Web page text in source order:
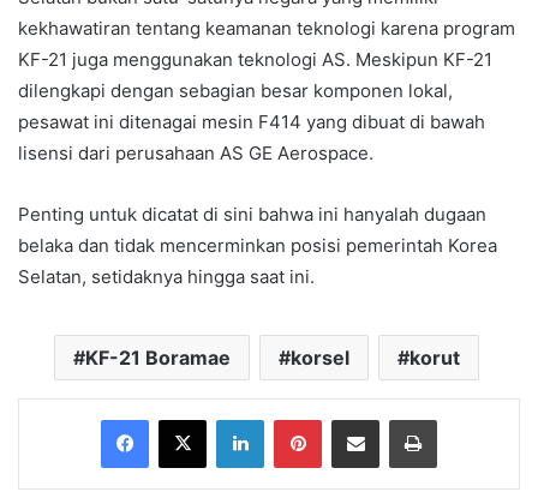
kekhawatiran tentang keamanan teknologi karena program
KF-21 juga menggunakan teknologi AS. Meskipun KF-21
dilengkapi dengan sebagian besar komponen lokal,
pesawat ini ditenagai mesin F414 yang dibuat di bawah
lisensi dari perusahaan AS GE Aerospace.
Penting untuk dicatat di sini bahwa ini hanyalah dugaan
belaka dan tidak mencerminkan posisi pemerintah Korea
Selatan, setidaknya hingga saat ini.
KF-21 Boramae korsel korut
Facebook
X LinkedInPinterestShare via Email Print